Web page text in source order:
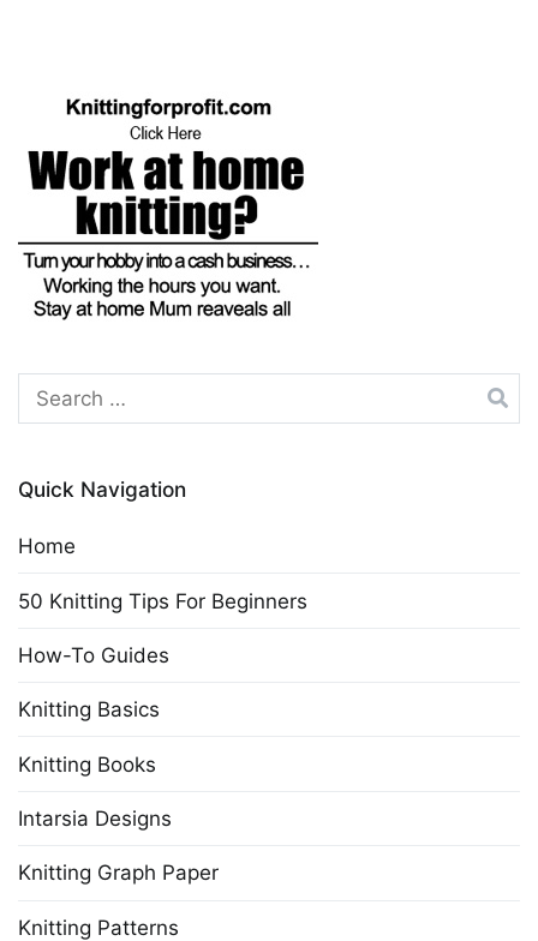
Search
for:
Quick Navigation
Home
50 Knitting Tips For Beginners
How-To Guides
Knitting Basics
Knitting Books
Intarsia Designs
Knitting Graph Paper
Knitting Patterns